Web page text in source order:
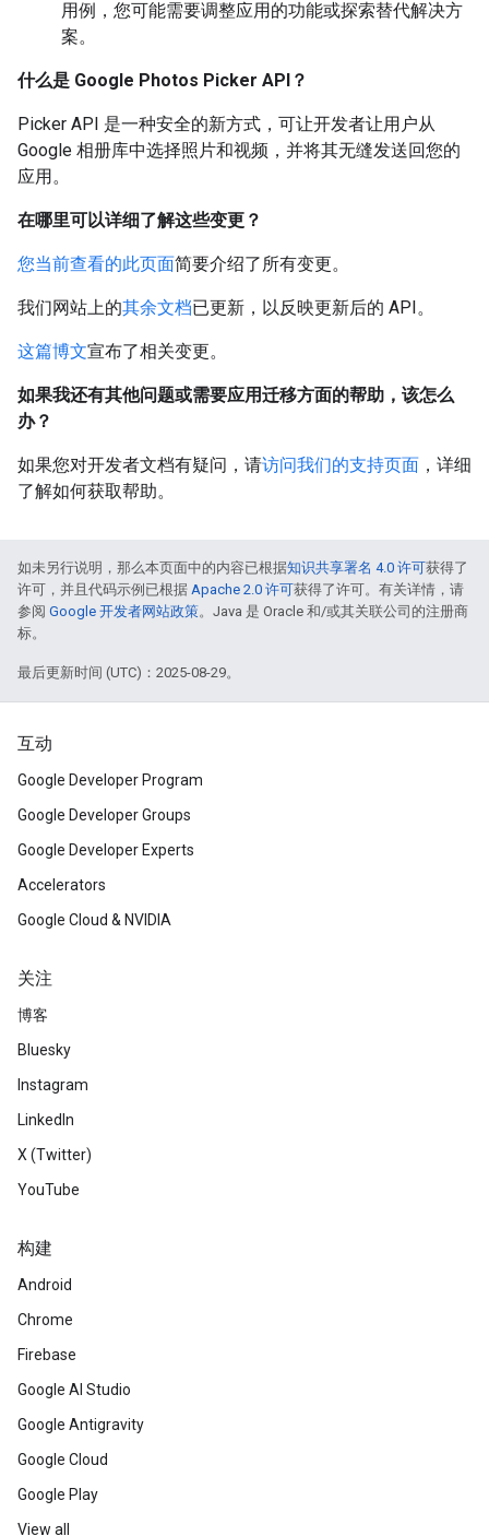
用例，您可能需要调整应用的功能或探索替代解决方
案。
什么是 Google Photos Picker API？
Picker API 是一种安全的新方式，可让开发者让用户从
Google 相册库中选择照片和视频，并将其无缝发送回您的
应用。
在哪里可以详细了解这些变更？
您当前查看的此页面简要介绍了所有变更。
我们网站上的其余文档已更新，以反映更新后的 API。
这篇博文宣布了相关变更。
如果我还有其他问题或需要应用迁移方面的帮助，该怎么
办？
如果您对开发者文档有疑问，请访问我们的支持页面 ，详细
了解如何获取帮助。
如未另行说明，那么本页面中的内容已根据知识共享署名 4.0 许可获得了
许可，并且代码示例已根据 Apache 2.0 许可获得了许可。有关详情，请
参阅 Google 开发者网站政策。Java 是 Oracle 和/或其关联公司的注册商
标。
最后更新时间 (UTC)：2025-08-29。
互动
Google Developer Program
Google Developer Groups
Google Developer Experts
Accelerators
Google Cloud & NVIDIA
关注
博客
Bluesky
Instagram
LinkedIn
X (Twitter)
YouTube
构建
Android
Chrome
Firebase
Google AI Studio
Google Antigravity
Google Cloud
Google Play
View all